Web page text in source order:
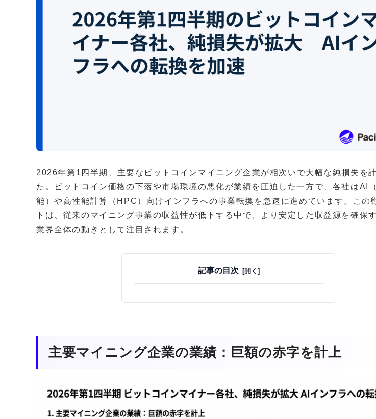
2026年第1四半期、主要なビットコインマイニング企業が相次いで大幅な純損失を
た。ビットコイン価格の下落や市場環境の悪化が業績を圧迫した一方で、各社はAI
能）や高性能計算（HPC）向けインフラへの事業転換を急速に進めています。この
トは、従来のマイニング事業の収益性が低下する中で、より安定した収益源を確保
業界全体の動きとして注目されます。
記事の目次
主要マイニング企業の業績：巨額の赤字を計上